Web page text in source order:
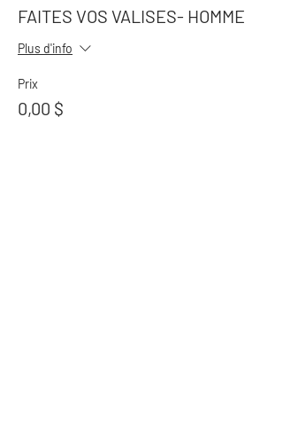
FAITES VOS VALISES- HOMME
Plus d'info
Prix
0,00 $